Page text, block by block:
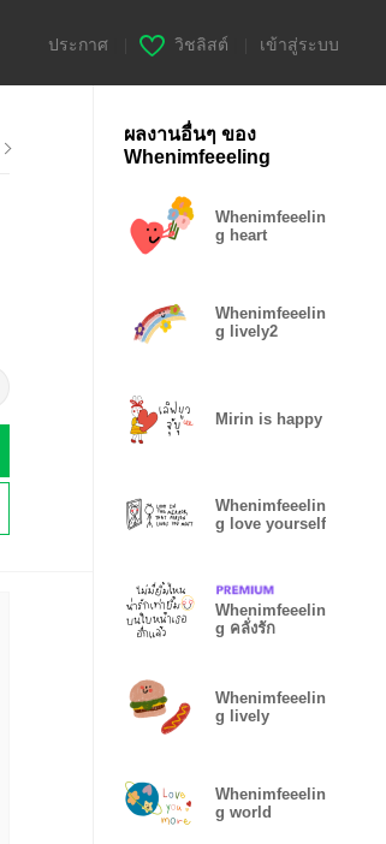
ประกาศ วิชลิสต์ เข้าสู่ระบบ
ผลงานอื่นๆ ของ
Whenimfeeeling
Whenimfeeelin
g heart
Whenimfeeelin
g lively2
Mirin is happy
Whenimfeeelin
g love yourself
Whenimfeeelin
g คลั่งรัก
Whenimfeeelin
g lively
Whenimfeeelin
g world